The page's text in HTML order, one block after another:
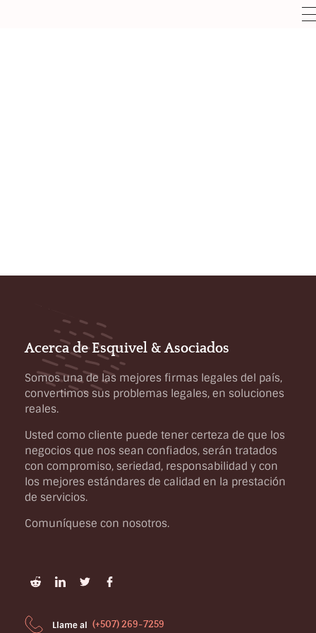
Acerca de Esquivel & Asociados
Somos una de las mejores firmas legales del país,
convertimos sus problemas legales, en soluciones
reales.
Usted como cliente puede tener certeza de que los
negocios que nos sean confiados, serán tratados
con compromiso, seriedad, responsabilidad y con
los mejores estándares de calidad en la prestación
de servicios.
Comuníquese con nosotros.
Llame al (+507) 269-7259